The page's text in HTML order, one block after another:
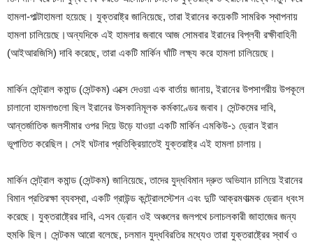
হামলা-পাল্টাহামলা হয়েছে। যুক্তরাষ্ট্র জানিয়েছে, তারা ইরানের কয়েকটি সামরিক স্থাপনায়
হামলা চালিয়েছে।অন্যদিকে এই হামলার জবাবে আজ সোমবার ইরানের বিপ্লবী রক্ষীবাহিনী
(আইআরজিসি) দাবি করেছে, তারা একটি মার্কিন ঘাঁটি লক্ষ্য করে হামলা চালিয়েছে।
মার্কিন সেন্ট্রাল কমান্ড (সেন্টকম) এক্সে দেওয়া এক বার্তায় জানায়, ইরানের উপসাগরীয় উপকূলে
চালানো হামলাগুলো ছিল ইরানের উসকানিমূলক কর্মকাণ্ডের জবাব। সেন্টকমের দাবি,
আন্তর্জাতিক জলসীমার ওপর দিয়ে উড়ে যাওয়া একটি মার্কিন এমকিউ-১ ড্রোন ইরান
ভূপাতিত করেছিল। সেই ঘটনার প্রতিক্রিয়াতেই যুক্তরাষ্ট্র এই হামলা চালায়।
মার্কিন সেন্ট্রাল কমান্ড (সেন্টকম) জানিয়েছে, তাদের যুদ্ধবিমান দ্রুত অভিযান চালিয়ে ইরানের
বিমান প্রতিরক্ষা ব্যবস্থা, একটি গ্রাউন্ড কন্ট্রোলস্টেশন এবং দুটি আক্রমণাত্মক ড্রোন ধ্বংস
করেছে। যুক্তরাষ্ট্রের দাবি, এসব ড্রোন ওই অঞ্চলের জলপথে চলাচলকারী জাহাজের জন্য
হুমকি ছিল। সেন্টকম আরো বলেছে, চলমান যুদ্ধবিরতির মধ্যেও তারা যুক্তরাষ্ট্রের স্বার্থ ও